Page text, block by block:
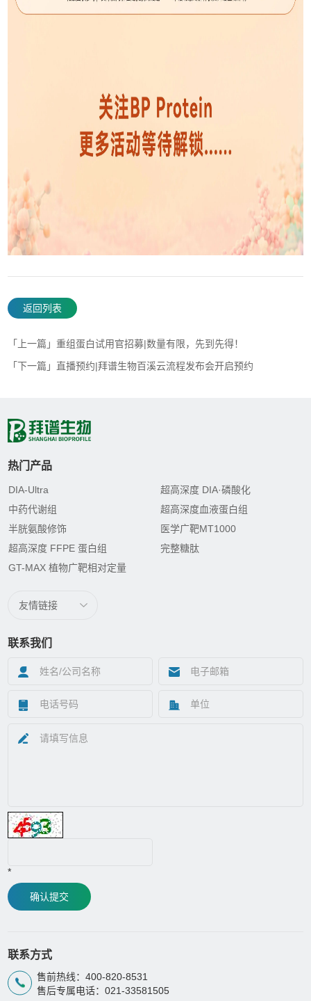
返回列表
「上一篇」重组蛋白试用官招募|数量有限，先到先得！
「下一篇」直播预约|拜谱生物百溪云流程发布会开启预约
热门产品
DIA-Ultra
超高深度 DIA·磷酸化
中药代谢组
超高深度血液蛋白组
半胱氨酸修饰
医学广靶MT1000
超高深度 FFPE 蛋白组
完整糖肽
GT-MAX 植物广靶相对定量
友情链接
联系我们
*
确认提交
联系方式
售前热线：400-820-8531
售后专属电话：021-33581505